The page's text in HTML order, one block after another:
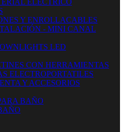
ELECTRICO
Y ENROLLACABLES
- MINI CANAL
LED
CON HERRAMIENTAS
ELECTROPORTATILES
Y ACCESORIOS
BAÑO